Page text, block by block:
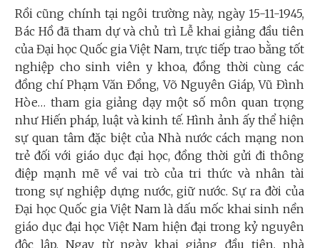
Rồi cũng chính tại ngôi trường này, ngày 15-11-1945,
Bác Hồ đã tham dự và chủ trì Lễ khai giảng đầu tiên
của Đại học Quốc gia Việt Nam, trực tiếp trao bằng tốt
nghiệp cho sinh viên y khoa, đồng thời cùng các
đồng chí Phạm Văn Đồng, Võ Nguyên Giáp, Vũ Đình
Hòe… tham gia giảng dạy một số môn quan trọng
như Hiến pháp, luật và kinh tế. Hình ảnh ấy thể hiện
sự quan tâm đặc biệt của Nhà nước cách mạng non
trẻ đối với giáo dục đại học, đồng thời gửi đi thông
điệp mạnh mẽ về vai trò của tri thức và nhân tài
trong sự nghiệp dựng nước, giữ nước. Sự ra đời của
Đại học Quốc gia Việt Nam là dấu mốc khai sinh nền
giáo dục đại học Việt Nam hiện đại trong kỷ nguyên
độc lập. Ngay từ ngày khai giảng đầu tiên, nhà